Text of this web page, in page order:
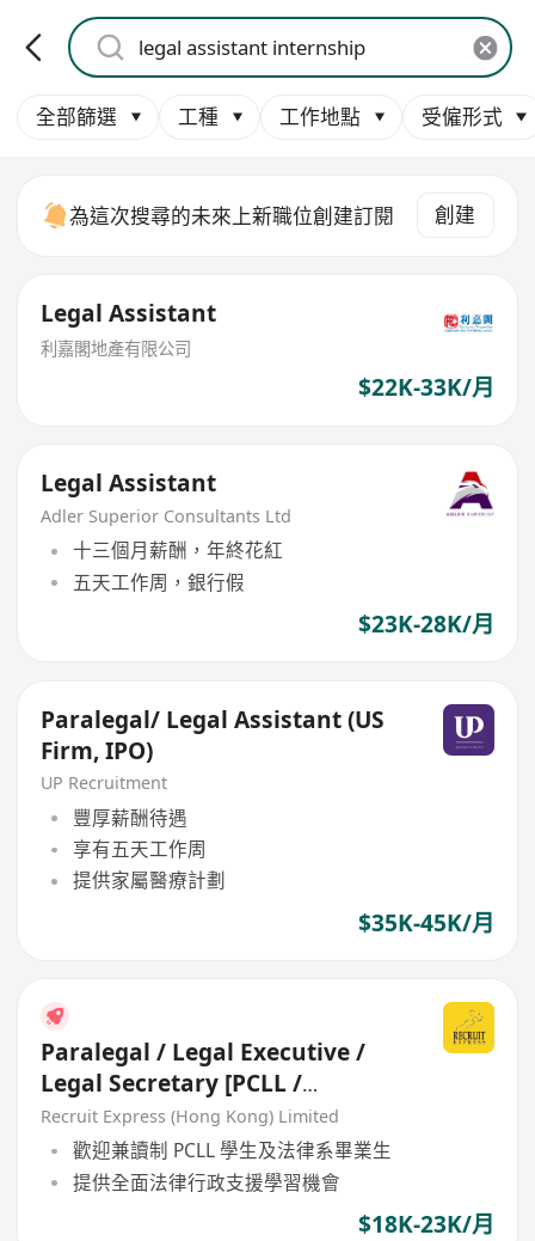
全部篩選 工種 工作地點 受僱形式
為這次搜尋的未來上新職位創建訂閱 創建
Legal Assistant
利嘉閣地產有限公司
$22K-33K/月
Legal Assistant
Adler Superior Consultants Ltd
十三個月薪酬，年終花紅
五天工作周，銀行假
$23K-28K/月
Paralegal/ Legal Assistant (US
Firm, IPO)
UP Recruitment
豐厚薪酬待遇
享有五天工作周
提供家屬醫療計劃
$35K-45K/月
Paralegal / Legal Executive /
Legal Secretary [PCLL /
Freshgrad Welcome]
Recruit Express (Hong Kong) Limited
歡迎兼讀制 PCLL 學生及法律系畢業生
提供全面法律行政支援學習機會
$18K-23K/月